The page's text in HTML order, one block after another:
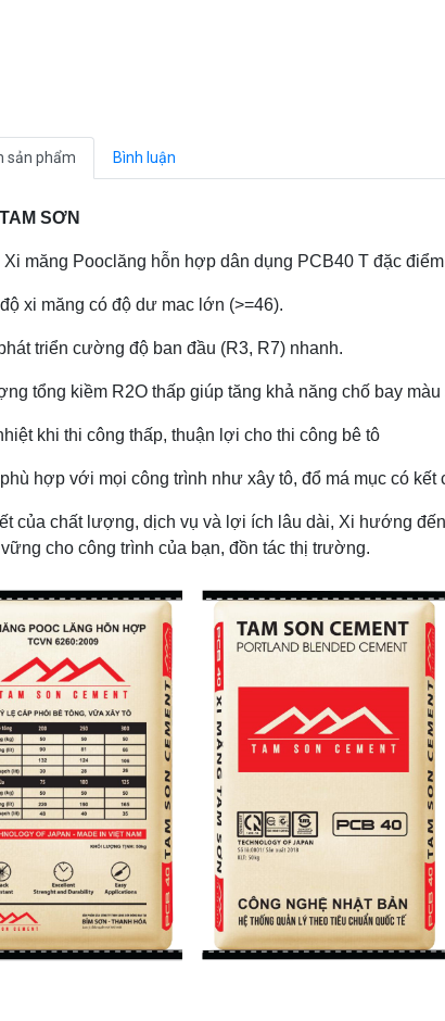
sản phẩm Bình luận
SƠN
măng Pooclăng hỗn hợp dân dụng PCB40 T đặc
xi măng có độ dư mac lớn (>=46).
triển cường độ ban đầu (R3, R7) nhanh.
tổng kiềm R2O thấp giúp tăng khả năng chố bay màu
khi thi công thấp, thuận lợi cho thi công bê tô
hợp với mọi công trình như xây tô, đổ má mục có kết
của chất lượng, dịch vụ và lợi ích lâu dài, Xi hướng
cho công trình của bạn, đồn tác thị trường.